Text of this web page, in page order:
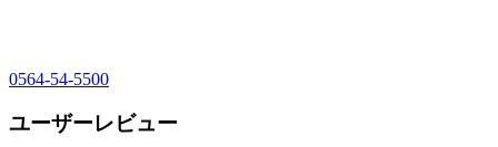
0564-54-5500
ユーザーレビュー